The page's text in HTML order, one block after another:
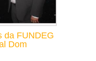
da FUNDEG
Dom